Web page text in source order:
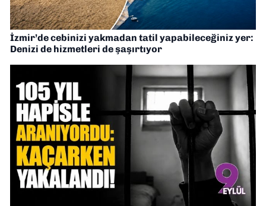
İzmir’de cebinizi yakmadan tatil yapabileceğiniz yer:
Denizi de hizmetleri de şaşırtıyor